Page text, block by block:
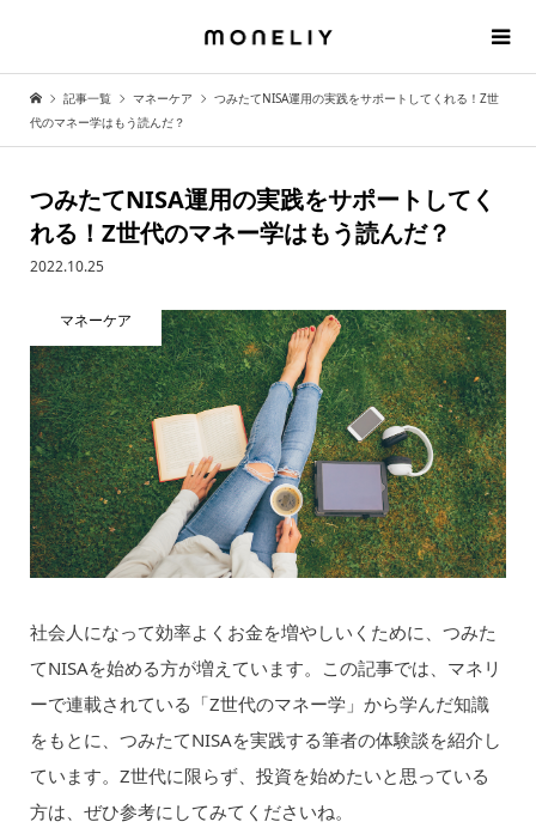
記事一覧 マネーケア
つみたてNISA運用の実践をサポートしてくれる！Z世
代のマネー学はもう読んだ？
つみたてNISA運用の実践をサポートしてく
れる！Z世代のマネー学はもう読んだ？
2022.10.25
マネーケア
社会人になって効率よくお金を増やしいくために、つみた
てNISAを始める方が増えています。この記事では、マネリ
ーで連載されている「Z世代のマネー学」から学んだ知識
をもとに、つみたてNISAを実践する筆者の体験談を紹介し
ています。Z世代に限らず、投資を始めたいと思っている
方は、ぜひ参考にしてみてくださいね。